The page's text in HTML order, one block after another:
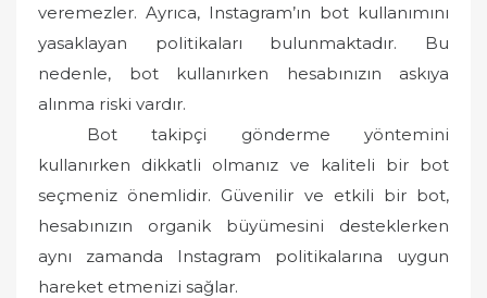
veremezler. Ayrıca, Instagram’ın bot kullanımını
yasaklayan politikaları bulunmaktadır. Bu
nedenle, bot kullanırken hesabınızın askıya
alınma riski vardır.
Bot takipçi gönderme yöntemini
kullanırken dikkatli olmanız ve kaliteli bir bot
seçmeniz önemlidir. Güvenilir ve etkili bir bot,
hesabınızın organik büyümesini desteklerken
aynı zamanda Instagram politikalarına uygun
hareket etmenizi sağlar.